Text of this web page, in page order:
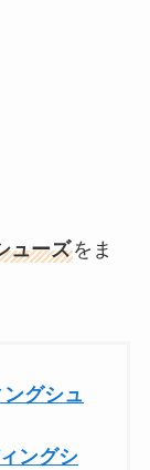
ューズをま
グシュ
ングシ